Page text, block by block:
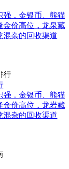
强，金银币、熊猫
金价高位，龙泉藏
混杂的回收渠道
强，金银币、熊猫
金价高位，龙岩藏
混杂的回收渠道